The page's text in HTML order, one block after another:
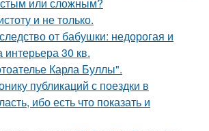
и не только.
от бабушки: недорогая и
30 кв.
Карла Буллы".
публикаций с поездки в
ибо есть что показать и